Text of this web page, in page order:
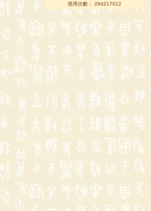
使用次數： 294217012